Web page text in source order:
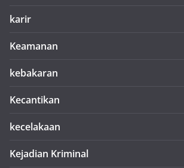
karir
Keamanan
kebakaran
Kecantikan
kecelakaan
Kejadian Kriminal